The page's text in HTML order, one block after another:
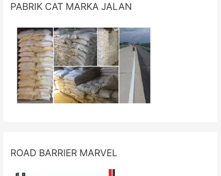
PABRIK CAT MARKA JALAN
ROAD BARRIER MARVEL